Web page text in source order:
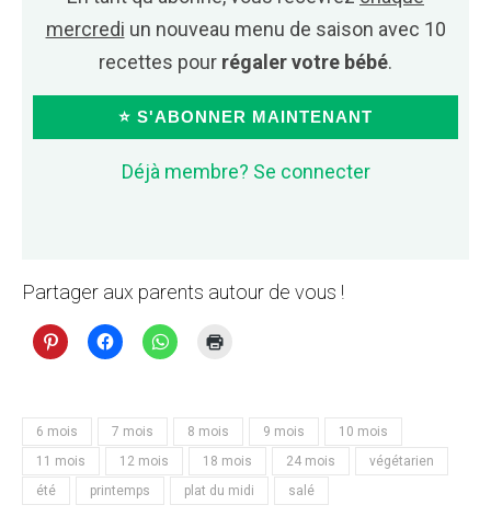
mercredi un nouveau menu de saison avec 10
recettes pour régaler votre bébé.
⭐ S'ABONNER MAINTENANT
Déjà membre? Se connecter
Partager aux parents autour de vous !
6 mois 7 mois 8 mois 9 mois
10 mois
11 mois
12 mois 18 mois 24 mois
végétarien
été
printemps plat du midi salé